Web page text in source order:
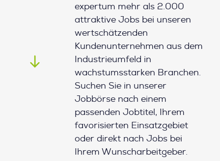
expertum mehr als 2.000
attraktive Jobs bei unseren
wertschätzenden
Kundenunternehmen aus dem
Industrieumfeld in
wachstumsstarken Branchen.
Suchen Sie in unserer
Jobbörse nach einem
passenden Jobtitel, Ihrem
favorisierten Einsatzgebiet
oder direkt nach Jobs bei
Ihrem Wunscharbeitgeber.